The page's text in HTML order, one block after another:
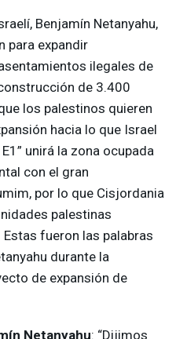
Benjamín Netanyahu,
para expandir
ilegales de
de 3.400
los palestinos quieren
hacia lo que Israel
unirá la zona ocupada
con el gran
por lo que Cisjordania
palestinas
fueron las palabras
durante la
de expansión de
Netanyahu: “Dijimos